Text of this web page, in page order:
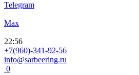
Telegram
Max
22:56
+7(960)-341-92-56
info@sarbeering.ru
0